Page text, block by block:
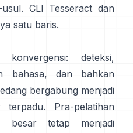
CLI Tesseract dan
satu baris.
deteksi,
bahasa, dan bahkan
bergabung menjadi
terpadu. Pra-pelatihan
besar
tetap menjadi